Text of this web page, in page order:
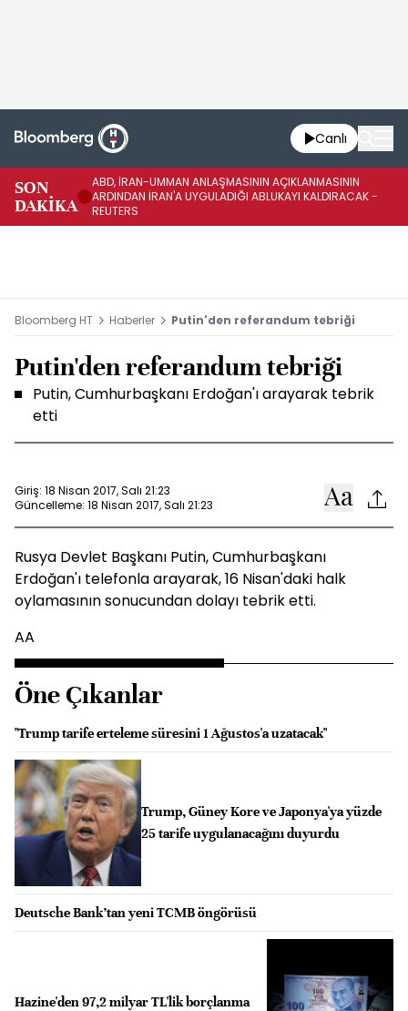
Canlı
SON
DAKİKA
ABD, İRAN-UMMAN ANLAŞMASININ AÇIKLANMASININ
ARDINDAN İRAN'A UYGULADIĞI ABLUKAYI KALDIRACAK -
REUTERS
Bloomberg HT Haberler Putin'den referandum tebriği
Putin'den referandum tebriği
Putin, Cumhurbaşkanı Erdoğan'ı arayarak tebrik
etti
Giriş: 18 Nisan 2017, Salı 21:23
Güncelleme: 18 Nisan 2017, Salı 21:23
Rusya Devlet Başkanı Putin, Cumhurbaşkanı
Erdoğan'ı telefonla arayarak, 16 Nisan'daki halk
oylamasının sonucundan dolayı tebrik etti.
AA
Öne Çıkanlar
"Trump tarife erteleme süresini 1 Ağustos'a uzatacak"
Trump, Güney Kore ve Japonya'ya yüzde
25 tarife uygulanacağını duyurdu
Deutsche Bank’tan yeni TCMB öngörüsü
Hazine'den 97,2 milyar TL'lik borçlanma